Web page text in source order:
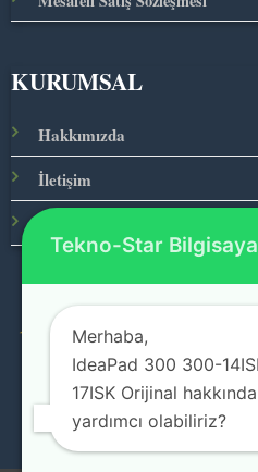
KURUMSAL
Hakkımızda
İletişim
© 2026
Tekno-Star
Merhaba,
IdeaPad 300 300-
17ISK Orijinal
yardımcı olabiliriz?